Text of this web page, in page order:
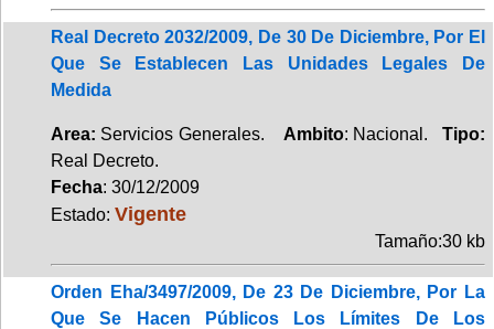
Real Decreto 2032/2009, De 30 De Diciembre, Por El
Que Se Establecen Las Unidades Legales De
Medida
Area: Servicios Generales. Ambito: Nacional.Tipo:
Real Decreto.
Fecha: 30/12/2009
Estado: Vigente
Tamaño:30 kb
Orden Eha/3497/2009, De 23 De Diciembre, Por La
Que Se Hacen Públicos Los Límites De Los